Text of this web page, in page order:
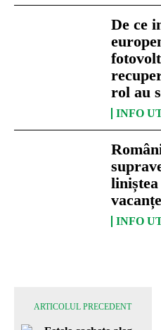
De ce
rol au
INFO
INFO
ARTICOLUL PRECEDENT